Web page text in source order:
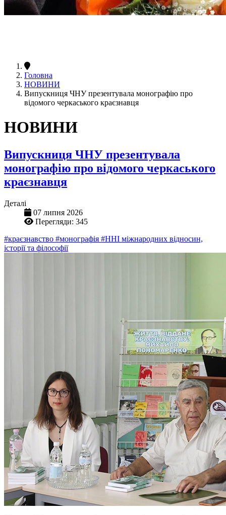
Головна
НОВИНИ
Випускниця ЧНУ презентувала монографію про
відомого черкаського краєзнавця
НОВИНИ
Випускниця ЧНУ презентувала
монографію про відомого черкаського
краєзнавця
Деталі
07 липня 2026
Перегляди: 345
#краєзнавство #монографія #ННІ міжнародних відносин,
історії та філософії